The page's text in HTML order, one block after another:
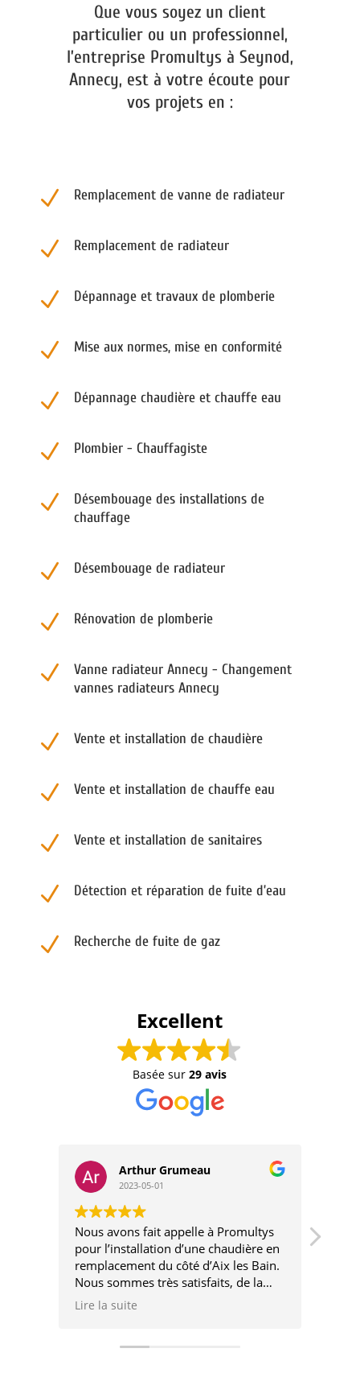
Que vous soyez un client
particulier ou un professionnel,
l’entreprise Promultys à Seynod,
Annecy, est à votre écoute pour
vos projets en :
N Remplacement de vanne de radiateur
N Remplacement de radiateur
N Dépannage et travaux de plomberie
N Mise aux normes, mise en conformité
N Dépannage chaudière et chauffe eau
N Plombier - Chauffagiste
N
Désembouage des installations de
chauffage
N Désembouage de radiateur
N Rénovation de plomberie
N
Vanne radiateur Annecy - Changement
vannes radiateurs Annecy
N Vente et installation de chaudière
N Vente et installation de chauffe eau
N Vente et installation de sanitaires
N Détection et réparation de fuite d’eau
N Recherche de fuite de gaz
Excellent
Basée sur29 avis
Arthur Grumeau
2023-05-01
Nous avons fait appelle à Promultys
pour l’installation d’une chaudière en
remplacement du côté d’Aix les Bain.
Nous sommes très satisfaits, de la
visite technique à l’installation, nous
proprement et rapidement avec un
Lire la suite